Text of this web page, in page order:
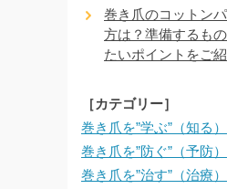
巻き爪のコットン
方は？準備するも
たいポイントをご
［カテゴリー］
巻き爪を”学ぶ”（知る）
巻き爪を”防ぐ”（予防）
巻き爪を”治す”（治療）